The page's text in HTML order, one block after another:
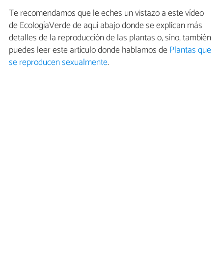
Te recomendamos que le eches un vistazo a este vídeo
de EcologíaVerde de aquí abajo donde se explican más
detalles de la reproducción de las plantas o, sino, también
puedes leer este artículo donde hablamos dePlantas que
se reproducen sexualmente.